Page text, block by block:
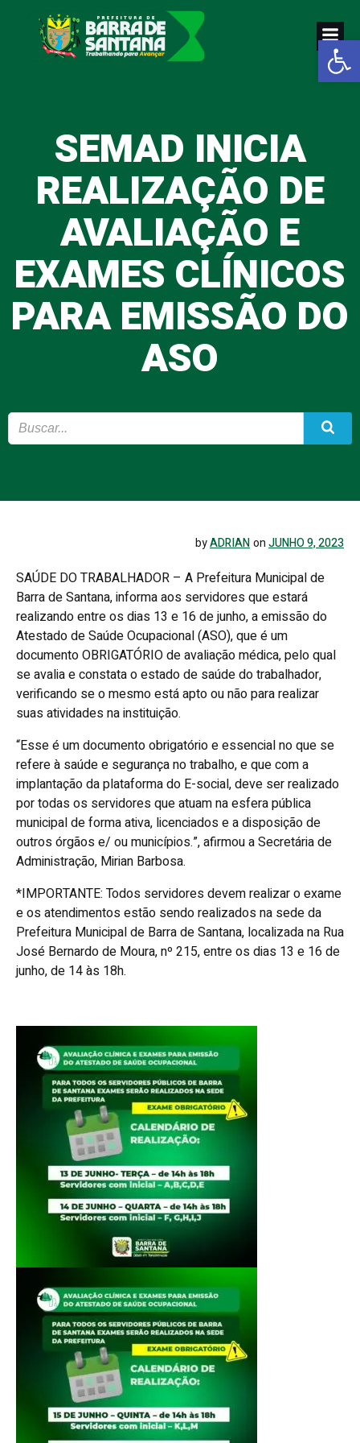
Abrir
Pular
para
o
conteúdo
SEMAD INICIA
REALIZAÇÃO DE
AVALIAÇÃO E
EXAMES CLÍNICOS
PARA EMISSÃO DO
ASO
byADRIANonJUNHO 9, 2023
SAÚDE DO TRABALHADOR – A Prefeitura Municipal de
Barra de Santana, informa aos servidores que estará
realizando entre os dias 13 e 16 de junho, a emissão do
Atestado de Saúde Ocupacional (ASO), que é um
documento OBRIGATÓRIO de avaliação médica, pelo qual
se avalia e constata o estado de saúde do trabalhador,
verificando se o mesmo está apto ou não para realizar
suas atividades na instituição.
“Esse é um documento obrigatório e essencial no que se
refere à saúde e segurança no trabalho, e que com a
implantação da plataforma do E-social, deve ser realizado
por todas os servidores que atuam na esfera pública
municipal de forma ativa, licenciados e a disposição de
outros órgãos e/ ou municípios.”, afirmou a Secretária de
Administração, Mirian Barbosa.
*IMPORTANTE: Todos servidores devem realizar o exame
e os atendimentos estão sendo realizados na sede da
Prefeitura Municipal de Barra de Santana, localizada na Rua
José Bernardo de Moura, nº 215, entre os dias 13 e 16 de
junho, de 14 às 18h.